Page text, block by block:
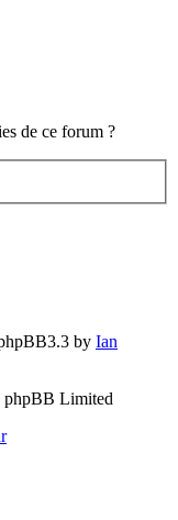
de ce forum ?
by Ian
Limited